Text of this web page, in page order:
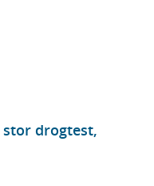
drogtest,